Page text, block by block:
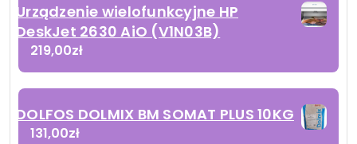
Urządzenie wielofunkcyjne HP
DeskJet 2630 AiO (V1N03B)
219,00zł
DOLFOS DOLMIX BM SOMAT PLUS 10KG
131,00zł